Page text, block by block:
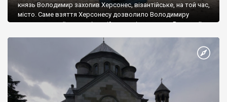
князь Володимир захопив Херсонес, візантійське, на той час,
місто. Саме взяття Херсонесу дозволило Володимиру
диктувати свої умови візантійському імператору Василю ІІ, та
Херсонесі Володимир-язичник, став Василем-християнином.
А потім було Хрещення Русі. На честь Херсонесу Таврійського